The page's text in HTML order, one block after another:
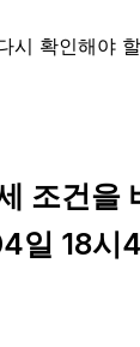
시 확인해야
조건을
일 18시